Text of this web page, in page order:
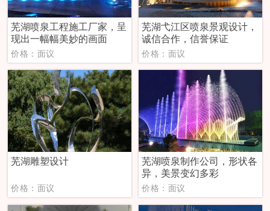
芜湖喷泉工程施工厂家，呈
现出一幅幅美妙的画面
价格：面议
芜湖弋江区喷泉景观设计，
诚信合作，信誉保证
价格：面议
芜湖雕塑设计
价格：面议
芜湖喷泉制作公司，形状各
异，美景变幻多彩
价格：面议